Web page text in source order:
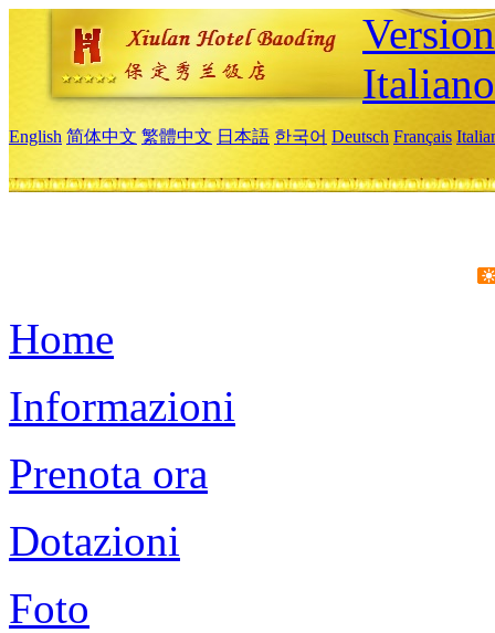
Italiano
English 简体中文 繁體中文 日本語 한국어 Deutsch Français
Home
Informazioni
Prenota ora
Dotazioni
Foto